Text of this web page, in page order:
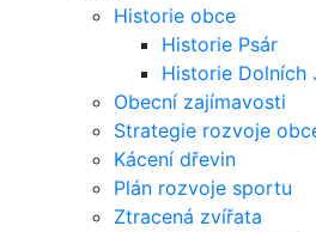
Historie obce
Historie Psár
Historie Dolních
Obecní zajímavosti
Strategie rozvoje
Kácení dřevin
Plán rozvoje sportu
Ztracená zvířata